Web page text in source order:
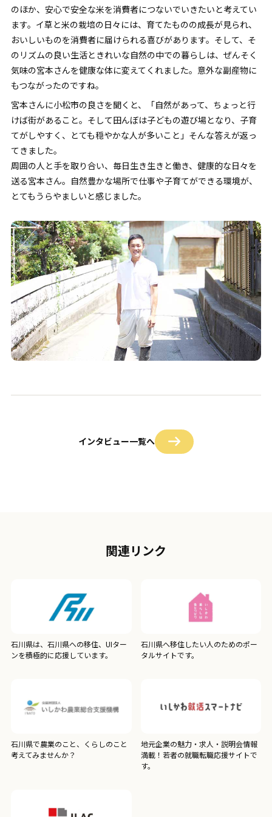
のほか、安心で安全な米を消費者につないでいきたいと考えてい
ます。イ草と米の栽培の日々には、育てたものの成長が見られ、
おいしいものを消費者に届けられる喜びがあります。そして、そ
のリズムの良い生活ときれいな自然の中での暮らしは、ぜんそく
気味の宮本さんを健康な体に変えてくれました。意外な副産物に
もつながったのですね。
宮本さんに小松市の良さを聞くと、「自然があって、ちょっと行
けば街があること。そして田んぼは子どもの遊び場となり、子育
てがしやすく、とても穏やかな人が多いこと」そんな答えが返っ
てきました。
周囲の人と手を取り合い、毎日生き生きと働き、健康的な日々を
送る宮本さん。自然豊かな場所で仕事や子育てができる環境が、
とてもうらやましいと感じました。
インタビュー一覧へ
関連リンク
石川県は、石川県への移住、UIター
ンを積極的に応援しています。
石川県へ移住したい人のためのポー
タルサイトです。
石川県で農業のこと、くらしのこと
考えてみませんか？
地元企業の魅力・求人・説明会情報
満載！若者の就職転職応援サイトで
す。